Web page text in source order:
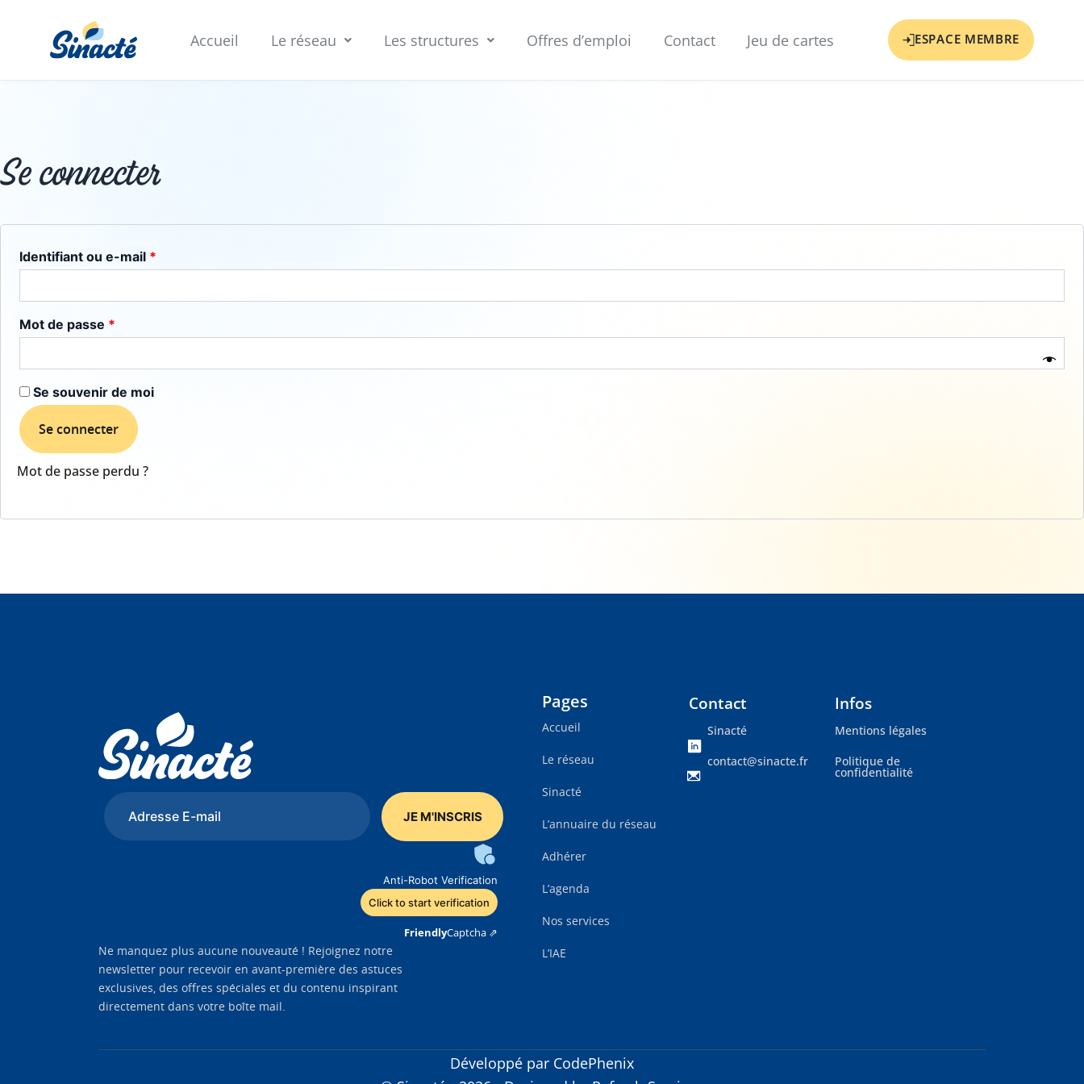
Accueil Le réseau Les structures Offres d’emploi Contact Jeu de cartes ESPACE MEMBRE
Se connecter
Identifiant ou e-mail *
Mot de passe *
Se souvenir de moi
Se connecter
Mot de passe perdu ?
Anti-Robot Verification
Click to start verification
FriendlyCaptcha ⇗
Ne manquez plus aucune nouveauté ! Rejoignez notre
newsletter pour recevoir en avant-première des astuces
exclusives, des offres spéciales et du contenu inspirant
directement dans votre boîte mail.
Pages
Accueil
Le réseau
Sinacté
L’annuaire du réseau
Adhérer
L’agenda
Nos services
L’IAE
Contact
Sinacté
contact@sinacte.fr
Infos
Mentions légales
Politique de
confidentialité
Développé par CodePhenix